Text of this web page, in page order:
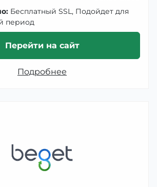
Бесплатный SSL, Подойдет для
период
Перейти на сайт
Подробнее